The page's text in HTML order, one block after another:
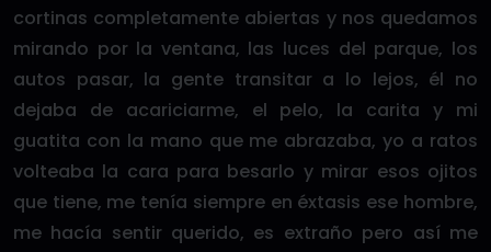
cortinas completamente abiertas y nos quedamos
mirando por la ventana, las luces del parque, los
autos pasar, la gente transitar a lo lejos, él no
dejaba de acariciarme, el pelo, la carita y mi
guatita con la mano que me abrazaba, yo a ratos
volteaba la cara para besarlo y mirar esos ojitos
que tiene, me tenía siempre en éxtasis ese hombre,
me hacía sentir querido, es extraño pero así me